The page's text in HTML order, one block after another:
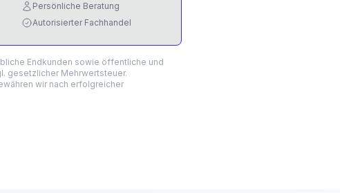
Persönliche Beratung
Autorisierter Fachhandel
Endkunden sowie öffentliche und
gesetzlicher Mehrwertsteuer.
wir nach erfolgreicher